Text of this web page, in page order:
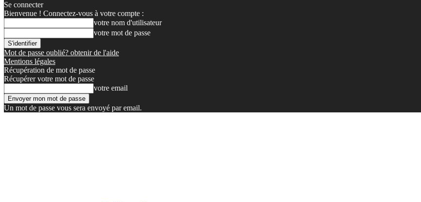
Se connecter
Bienvenue ! Connectez-vous à votre compte :
votre nom d'utilisateur
votre mot de passe
Mot de passe oublié? obtenir de l'aide
Mentions légales
Récupération de mot de passe
Récupérer votre mot de passe
votre email
Un mot de passe vous sera envoyé par email.